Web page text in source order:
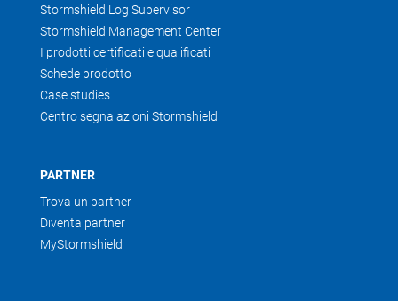
Stormshield Log Supervisor
Stormshield Management Center
I prodotti certificati e qualificati
Schede prodotto
Case studies
Centro segnalazioni Stormshield
PARTNER
Trova un partner
Diventa partner
MyStormshield